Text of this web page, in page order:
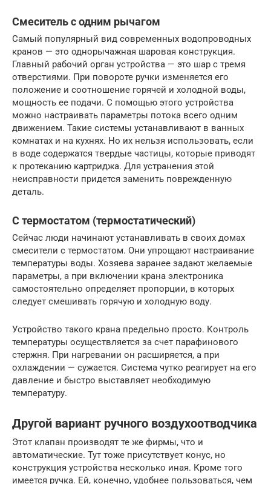
Смеситель с одним рычагом
Самый популярный вид современных водопроводных
кранов — это однорычажная шаровая конструкция.
Главный рабочий орган устройства — это шар с тремя
отверстиями. При повороте ручки изменяется его
положение и соотношение горячей и холодной воды,
мощность ее подачи. С помощью этого устройства
можно настраивать параметры потока всего одним
движением. Такие системы устанавливают в ванных
комнатах и на кухнях. Но их нельзя использовать, если
в воде содержатся твердые частицы, которые приводят
к протеканию картриджа. Для устранения этой
неисправности придется заменить поврежденную
деталь.
С термостатом (термостатический)
Сейчас люди начинают устанавливать в своих домах
смесители с термостатом. Они упрощают настраивание
температуры воды. Хозяева заранее задают желаемые
параметры, а при включении крана электроника
самостоятельно определяет пропорции, в которых
следует смешивать горячую и холодную воду.
Устройство такого крана предельно просто. Контроль
температуры осуществляется за счет парафинового
стержня. При нагревании он расширяется, а при
охлаждении — сужается. Система чутко реагирует на его
давление и быстро выставляет необходимую
температуру.
Другой вариант ручного воздухоотводчика
Этот клапан производят те же фирмы, что и
автоматические. Тут тоже присутствует конус, но
конструкция устройства несколько иная. Кроме того
имеется ручка. Ей, конечно, удобнее пользоваться, чем